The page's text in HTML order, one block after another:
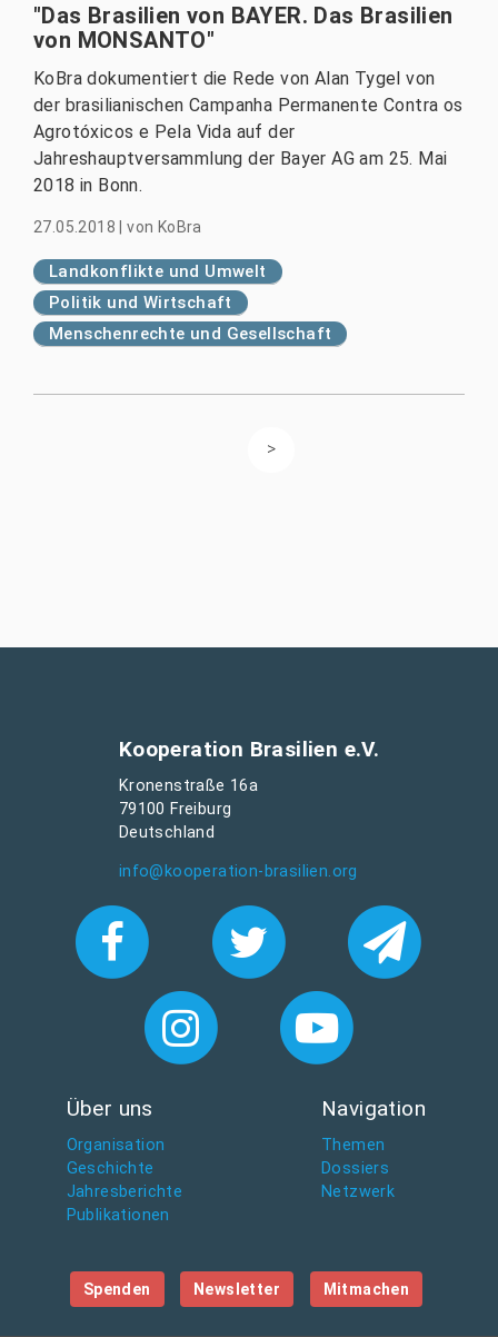
"Das Brasilien von BAYER. Das Brasilien
von MONSANTO"
KoBra dokumentiert die Rede von Alan Tygel von
der brasilianischen Campanha Permanente Contra os
Agrotóxicos e Pela Vida auf der
Jahreshauptversammlung der Bayer AG am 25. Mai
2018 in Bonn.
27.05.2018|von KoBra
Landkonflikte und Umwelt
Politik und Wirtschaft
Menschenrechte und Gesellschaft
Kooperation Brasilien e.V.
Kronenstraße 16a
79100 Freiburg
Deutschland
info@kooperation-brasilien.org
Über uns
Organisation
Geschichte
Jahresberichte
Publikationen
Navigation
Themen
Dossiers
Netzwerk
Spenden Newsletter Mitmachen